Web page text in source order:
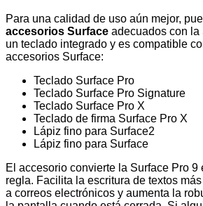
Para una calidad de uso aún mejor,
accesorios Surface adecuados con la
un teclado integrado y es compatible
accesorios Surface:
Teclado Surface Pro
Teclado Surface Pro Signature
Teclado Surface Pro X
Teclado de firma Surface Pro X
Lápiz fino para Surface2
Lápiz fino para Surface
El accesorio convierte la Surface Pro 9
regla. Facilita la escritura de textos
a correos electrónicos y aumenta la